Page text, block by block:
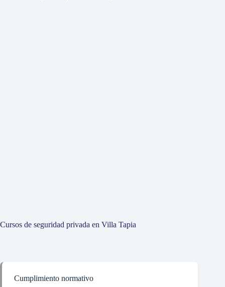
Cursos de seguridad privada en Villa Tapia
Cumplimiento normativo